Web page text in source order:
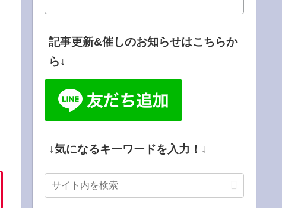
記事更新&催しのお知らせはこちらか
ら↓
↓気になるキーワードを入力！↓